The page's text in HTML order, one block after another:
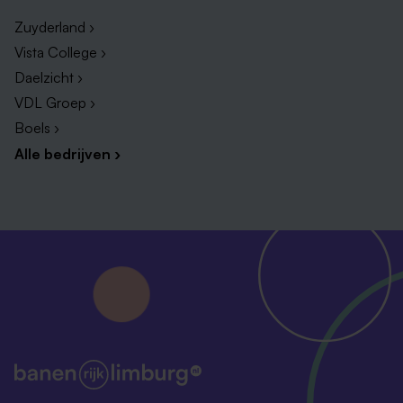
€ 6098,- bruto per maand (FWG 60), afhankelijk
van opleiding en ervaring, bij een 36-urige
werkweek, volgens CAO Ziekenhuizen.
144 vakantie uren & 57 uur PLB per jaar bij een
36-urige werkweek, volgens Cao Ziekenhuizen.
Vakantiegeld en eindejaarsuitkering van 8,33%,
Cao Ziekenhuizen.
Mogelijkheden om je verder te ontwikkelen via
onze Adelante Academie.
De mogelijkheid tot een fiets(lease)regeling.
Hebben wij jouw interesse gewekt?
Zuyderland ›
Vista College ›
Daelzicht ›
VDL Groep ›
Boels ›
Alle bedrijven ›